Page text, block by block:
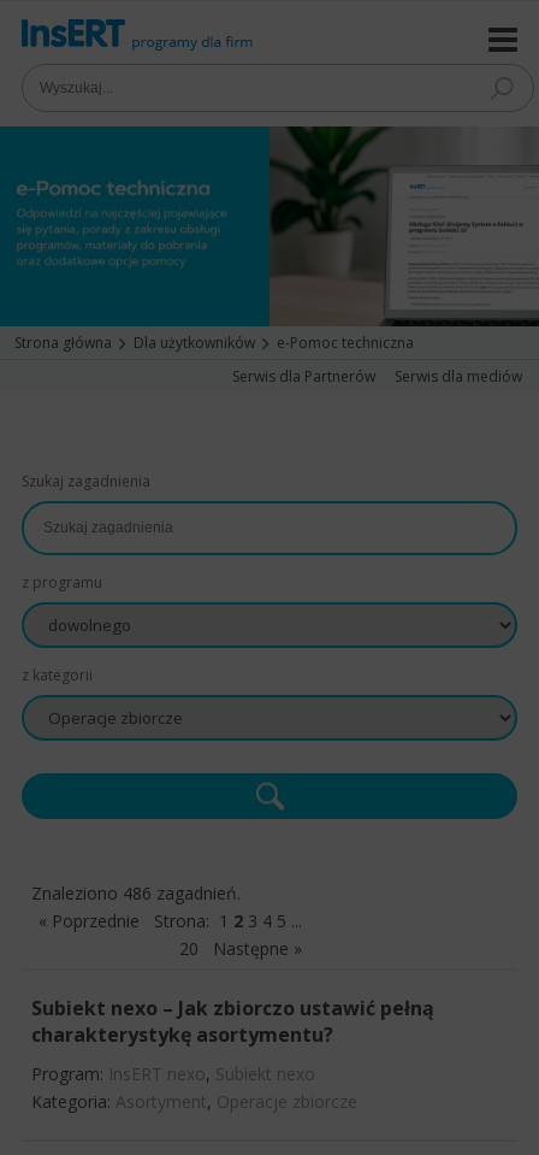
Strona główna Dla użytkowników
e-Pomoc techniczna
Serwis dla Partnerów
Serwis dla mediów
Szukaj zagadnienia
z programu
z kategorii
Znaleziono 486 zagadnień.
« Poprzednie Strona: 1 2 3 4 5 ...
20
Następne »
Subiekt nexo – Jak zbiorczo ustawić pełną
charakterystykę asortymentu?
Program: InsERT nexo, Subiekt nexo
Kategoria: Asortyment, Operacje zbiorcze